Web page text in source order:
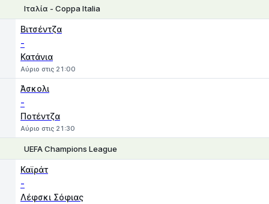
Ιταλία - Coppa Italia
Βιτσέντζα
-
Κατάνια
Αύριο στις 21:00
Άσκολι
-
Ποτέντζα
Αύριο στις 21:30
UEFA Champions League
Καϊράτ
-
Λέφσκι Σόφιας